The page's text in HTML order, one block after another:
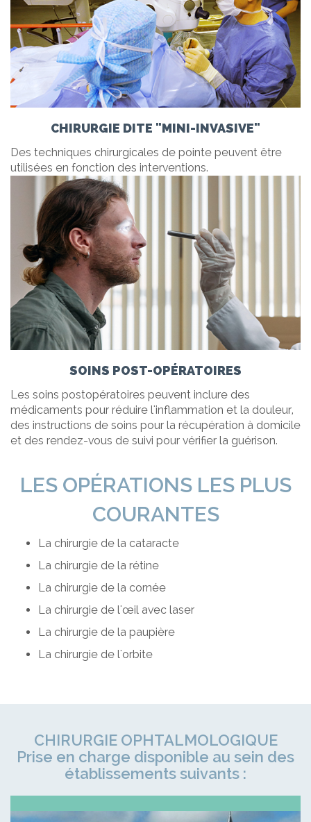
CHIRURGIE DITE "MINI-INVASIVE"
Des techniques chirurgicales de pointe peuvent être
utilisées en fonction des interventions.
SOINS POST-OPÉRATOIRES
Les soins postopératoires peuvent inclure des
médicaments pour réduire l'inflammation et la douleur,
des instructions de soins pour la récupération à domicile
et des rendez-vous de suivi pour vérifier la guérison.
LES OPÉRATIONS LES PLUS
COURANTES
La chirurgie de la cataracte
La chirurgie de la rétine
La chirurgie de la cornée
La chirurgie de l'œil avec laser
La chirurgie de la paupière
La chirurgie de l'orbite
CHIRURGIE OPHTALMOLOGIQUE
Prise en charge disponible au sein des
établissements suivants :